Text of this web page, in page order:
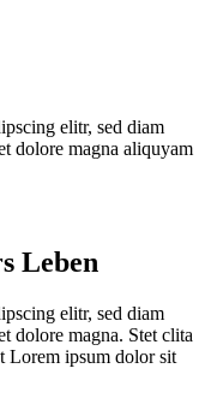
elitr, sed diam
dolore magna aliquyam
Leben
elitr, sed diam
dolore magna. Stet clita
Lorem ipsum dolor sit